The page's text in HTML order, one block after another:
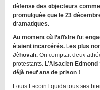
défense des objecteurs
promulguée que le 23
dramatiques.
Au moment où l’affaire fut
étaient incarcérés. Les plus
Jéhovah. On comptait deux
protestants. L’Alsacien
déjà neuf ans de prison !
Louis Lecoin liquida tous ses